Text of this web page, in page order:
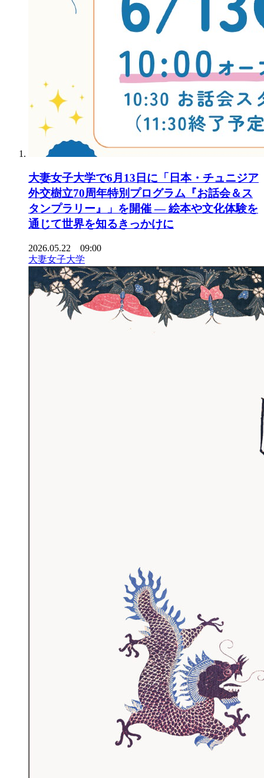
大妻女子大学で6月13日に「日本・チュニジア
外交樹立70周年特別プログラム『お話会＆ス
タンプラリー』」を開催 ― 絵本や文化体験を
通じて世界を知るきっかけに
2026.05.22 09:00
大妻女子大学